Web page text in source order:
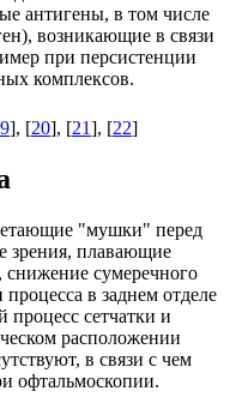
антигены, в том числе
возникающие в связи
при персистенции
комплексов.
], [20], [21], [22]
"мушки" перед
зрения, плавающие
сумеречного
в заднем отделе
процесс сетчатки и
расположении
в связи с чем
офтальмоскопии.